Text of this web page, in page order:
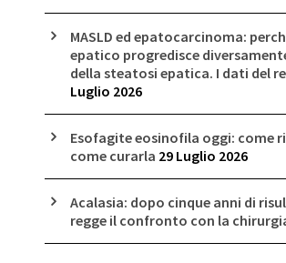
MASLD ed epatocarcinoma:
epatico progredisce
della steatosi epatica. I dati del
Luglio 2026
Esofagite eosinofila oggi: come
come curarla 29 Luglio 2026
Acalasia: dopo cinque anni di
regge il confronto con la